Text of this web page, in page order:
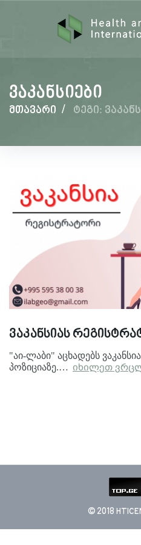
ვაკანსიები
მთავარი / ტეგი:
ვაკანსიები
ვაკანსიას
"აი-ლაბი" აცხადებს
პოზიციაზე.… იხილეთ
© 2018